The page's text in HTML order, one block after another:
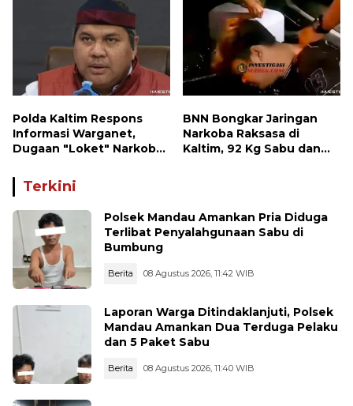
Polda Kaltim Respons
Informasi Warganet,
Dugaan "Loket" Narkoba
Perhatian
BNN Bongkar Jaringan
Narkoba Raksasa di
Kaltim, 92 Kg Sabu dan
Terkini
Polsek Mandau Amankan Pria Diduga
Terlibat Penyalahgunaan Sabu di
Bumbung
Berita 08 Agustus 2026, 11:42 WIB
Laporan Warga Ditindaklanjuti, Polsek
Mandau Amankan Dua Terduga Pelaku
dan 5 Paket Sabu
Berita 08 Agustus 2026, 11:40 WIB